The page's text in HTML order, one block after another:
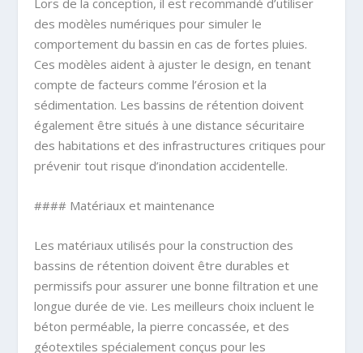
des modèles numériques pour simuler le
comportement du bassin en cas de fortes pluies.
Ces modèles aident à ajuster le design, en tenant
compte de facteurs comme l’érosion et la
sédimentation. Les bassins de rétention doivent
également être situés à une distance sécuritaire
des habitations et des infrastructures critiques pour
prévenir tout risque d’inondation accidentelle.
#### Matériaux et maintenance
Les matériaux utilisés pour la construction des
bassins de rétention doivent être durables et
permissifs pour assurer une bonne filtration et une
longue durée de vie. Les meilleurs choix incluent le
béton perméable, la pierre concassée, et des
géotextiles spécialement conçus pour les